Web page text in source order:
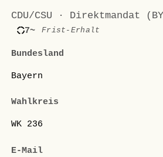
CDU/CSU · Direktmandat
7~ Frist-Erhalt
Bundesland
Bayern
Wahlkreis
WK 236
E-Mail